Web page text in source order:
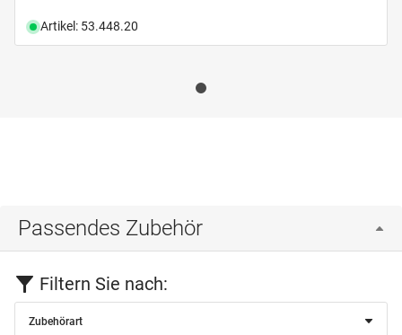
Artikel: 53.448.20
Passendes Zubehör
Filtern Sie nach:
Zubehörart